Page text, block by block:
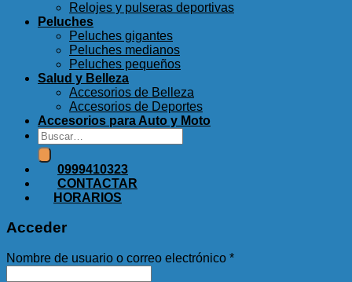
Relojes y pulseras deportivas
Peluches
Peluches gigantes
Peluches medianos
Peluches pequeños
Salud y Belleza
Accesorios de Belleza
Accesorios de Deportes
Accesorios para Auto y Moto
Buscar
por:
0999410323
CONTACTAR
HORARIOS
Acceder
Nombre de usuario o correo electrónico *Obligatorio